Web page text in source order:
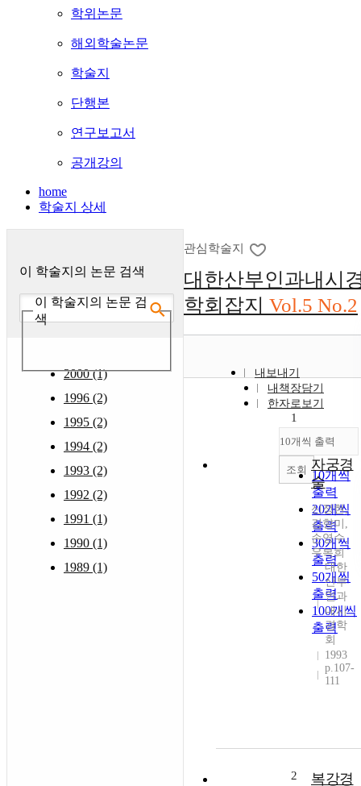
학위논문
해외학술논문
학술지
단행본
연구보고서
공개강의
home
학술지 상세
이 학술지의 논문 검색
이 학술지의 논문 검
색
2000 (1)
1996 (2)
1995 (2)
1994 (2)
1993 (2)
1992 (2)
1991 (1)
1990 (1)
1989 (1)
관심학술지
대한산부인과내시
학회잡지 Vol.5 No.2
내보내기
내책장담기
한자로보기
10개씩 출력
10개씩
출력
20개씩
출력
30개씩
출력
50개씩
출력
100개씩
출력
조회
1
자궁경
술
신정현,
김향미,
손영수,
우복희
대한
산부
인과
내시
경학
회
1993
p.107-
111
2
복강경